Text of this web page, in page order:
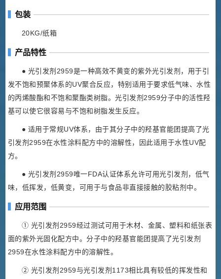
包装
20KG/纸箱
产品特性
● 光引发剂2959是一种高效不黄变的紫外光引发剂，用于引
发不饱和预聚体系的UV聚合反应，特别适用于要求低气味、水性
的丙烯酸酯和不饱和聚酯类树脂。光引发剂2959分子中的活性羟
基可以使它很容易与不饱和树脂发生反应。
● 适用于常规UV体系，由于其分子中的羟基官能团提高了光
引发剂2959在水性涂料配方中的溶解性，因此适用于水性UV配
方。
● 光引发剂2959唯一FDA认证体系允许可用光引发剂，低气
味，低挥发，低黄变，可用于与食品非直接接触的胶粘剂中。
应用范围
① 光引发剂2959经过测试可用于木材、金属、塑料和纸张表
面的紫外光固化配方中。分子中的羟基官能团提高了光引发剂
2959在水性涂料配方中的溶解性。
② 光引发剂2959与光引发剂1173相比具有较低的挥发性和